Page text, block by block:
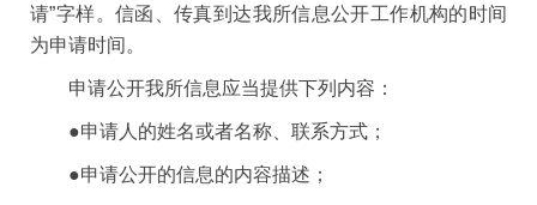
请”字样。信函、传真到达我所信息公开工作机构的时间
为申请时间。
申请公开我所信息应当提供下列内容：
●申请人的姓名或者名称、联系方式；
●申请公开的信息的内容描述；